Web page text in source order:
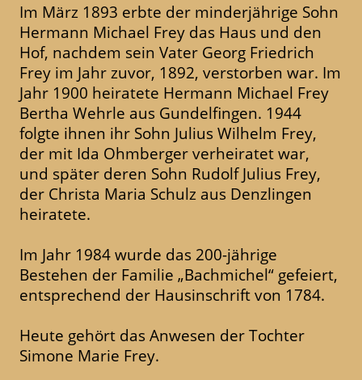
Im März 1893 erbte der minderjährige Sohn
Hermann Michael Frey das Haus und den
Hof, nachdem sein Vater Georg Friedrich
Frey im Jahr zuvor, 1892, verstorben war. Im
Jahr 1900 heiratete Hermann Michael Frey
Bertha Wehrle aus Gundelfingen. 1944
folgte ihnen ihr Sohn Julius Wilhelm Frey,
der mit Ida Ohmberger verheiratet war,
und später deren Sohn Rudolf Julius Frey,
der Christa Maria Schulz aus Denzlingen
heiratete.
Im Jahr 1984 wurde das 200-jährige
Bestehen der Familie „Bachmichel“ gefeiert,
entsprechend der Hausinschrift von 1784.
Heute gehört das Anwesen der Tochter
Simone Marie Frey.